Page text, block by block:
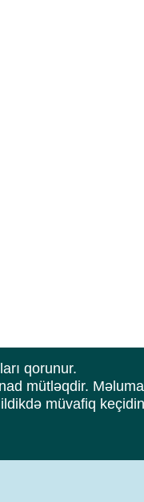
qorunur.
mütləqdir.
müvafiq keçidin